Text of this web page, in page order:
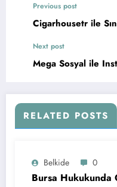
Previous post
Cigarhousetr ile
Next post
Mega Sosyal ile
RELATED POSTS
Belkide 0
Bursa Hukukunda